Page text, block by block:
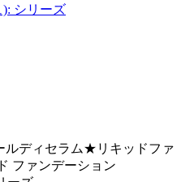
): シリーズ